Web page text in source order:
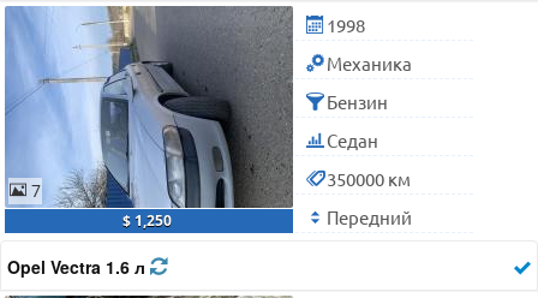
7
$ 1,250
1998
Механика
Бензин
Седан
350000 км
Передний
Opel Vectra 1.6 л